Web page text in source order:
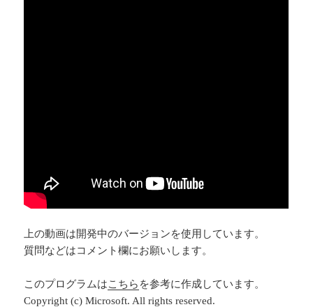
上の動画は開発中のバージョンを使用しています。
質問などはコメント欄にお願いします。
このプログラムはこちら を参考に作成しています。
Copyright (c) Microsoft. All rights reserved.